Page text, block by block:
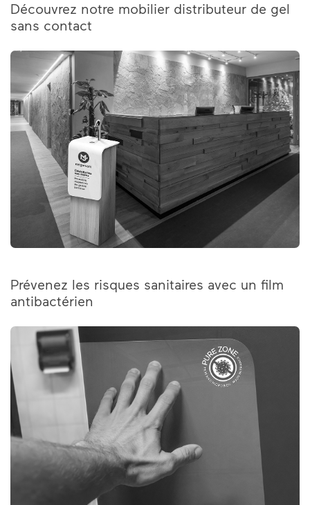
Découvrez notre mobilier distributeur de gel
sans contact
Prévenez les risques sanitaires avec un film
antibactérien